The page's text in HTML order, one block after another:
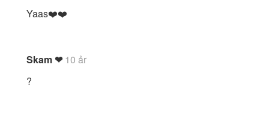
Yaas❤️❤️
Skam ❤ 10 år
?